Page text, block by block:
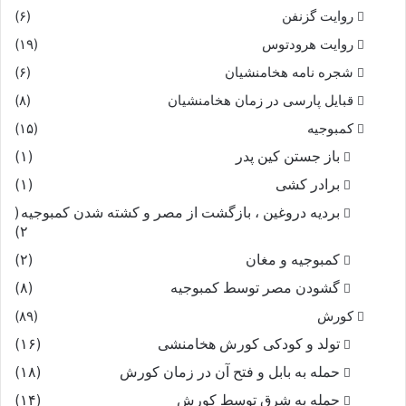
چو بگذاشتى تا سر آوردگاه
نشستى چو فرزانه بر دست شاه‏
همان نیز فرزانه یک خانه بیش
نرفتى نبودى ازین شاه پیش‏
بدیدى همه رزمگه از دو میل‏
سه خانه برفتى شتر همچنان
بر آورد گه بر دمان و دنان‏
روایت گزنفن
(۶)
روایت هرودتوس
(۱۹)
شجره نامه هخامنشیان
(۶)
قبایل پارسی در زمان هخامنشیان
(۸)
کمبوجیه
(۱۵)
باز جستن کین پدر
(۱)
برادر کشی
(۱)
بردیه دروغین ، بازگشت از مصر و کشته شدن کمبوجیه (
۲)
کمبوجیه و مغان
(۲)
گشودن مصر توسط کمبوجیه
(۸)
کورش
(۸۹)
تولد و کودکی کورش هخامنشی
(۱۶)
حمله به بابل و فتح آن در زمان کورش
(۱۸)
حمله به شرق توسط کورش
(۱۴)